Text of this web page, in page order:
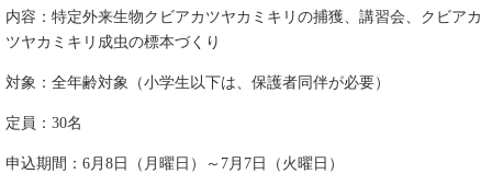
内容：特定外来生物クビアカツヤカミキリの捕獲、講習会、クビアカ
ツヤカミキリ成虫の標本づくり
対象：全年齢対象（小学生以下は、保護者同伴が必要）
定員：30名
申込期間：6月8日（月曜日）～7月7日（火曜日）